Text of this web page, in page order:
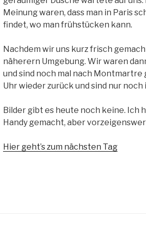
Meinung waren, dass man in Paris
findet, wo man frühstücken kann.
Nachdem wir uns kurz frisch
näherern Umgebung. Wir waren
und sind noch mal nach Montmartre
Uhr wieder zurück und sind nur
Bilder gibt es heute noch keine. Ich
Handy gemacht, aber
Hier geht’s zum nächsten Tag